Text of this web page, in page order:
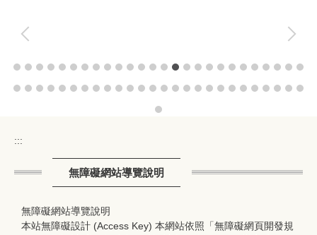
:::
無障礙網站導覽說明
無障礙網站導覽說明
本站無障礙設計 (Access Key) 本網站依照「無障礙網頁開發規